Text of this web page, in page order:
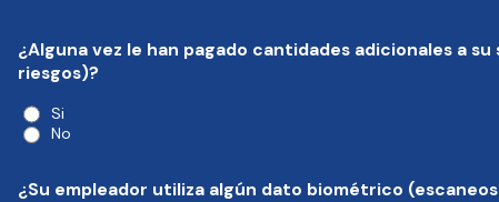
¿Alguna vez le han pagado cantidades adicionales a
riesgos)?
Si
No
¿Su empleador utiliza algún dato biométrico